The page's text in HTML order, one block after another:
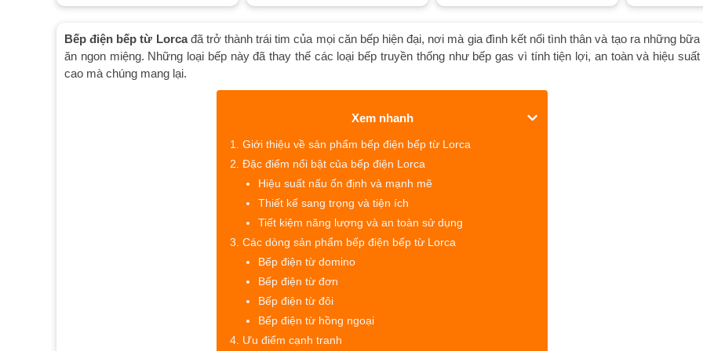
Bếp điện bếp từ Lorcađã trở thành trái tim của mọi căn bếp hiện đại, nơi mà gia đình kết nối tình thân và tạo ra những bữa
ăn ngon miệng. Những loại bếp này đã thay thế các loại bếp truyền thống như bếp gas vì tính tiện lợi, an toàn và hiệu suất
cao mà chúng mang lại.
Xem nhanh
Giới thiệu về sản phẩm bếp điện bếp từ Lorca
Đặc điểm nổi bật của bếp điện Lorca
Hiệu suất nấu ổn định và mạnh mẽ
Thiết kế sang trọng và tiện ích
Tiết kiệm năng lượng và an toàn sử dụng
Các dòng sản phẩm bếp điện bếp từ Lorca
Bếp điện từ domino
Bếp điện từ đơn
Bếp điện từ đôi
Bếp điện từ hồng ngoại
Ưu điểm cạnh tranh